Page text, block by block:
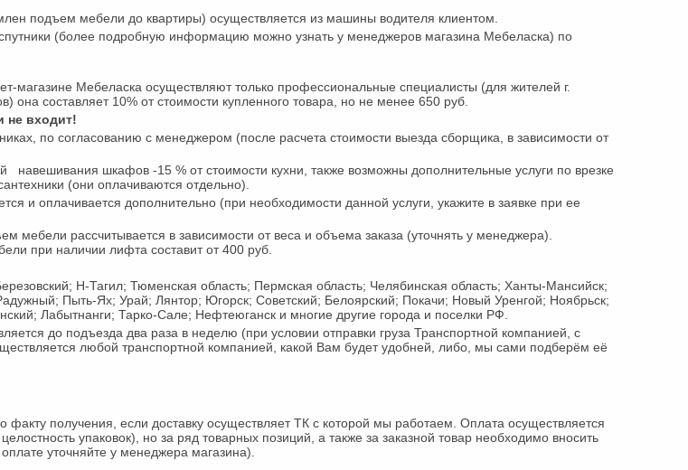
подъем мебели до квартиры) осуществляется из машины водителя клиентом.
(более подробную информацию можно узнать у менеджеров магазина Мебеласка) по
магазине Мебеласка осуществляют только профессиональные специалисты (для жителей г.
она составляет 10% от стоимости купленного товара, но не менее 650 руб.
не входит!
по согласованию с менеджером (после расчета стоимости выезда сборщика, в зависимости от
навешивания шкафов -15 % от стоимости кухни, также возможны дополнительные услуги по врезке
(они оплачиваются отдельно).
и оплачивается дополнительно (при необходимости данной услуги, укажите в заявке при ее
мебели рассчитывается в зависимости от веса и объема заказа (уточнять у менеджера).
при наличии лифта составит от 400 руб.
Н-Тагил; Тюменская область; Пермская область; Челябинская область; Ханты-Мансийск;
Пыть-Ях; Урай; Лянтор; Югорск; Советский; Белоярский; Покачи; Новый Уренгой; Ноябрьск;
Лабытнанги; Тарко-Сале; Нефтеюганск и многие другие города и поселки РФ.
до подъезда два раза в неделю (при условии отправки груза Транспортной компанией, с
любой транспортной компанией, какой Вам будет удобней, либо, мы сами подберём её
факту получения, если доставку осуществляет ТК с которой мы работаем. Оплата осуществляется
упаковок), но за ряд товарных позиций, а также за заказной товар необходимо вносить
уточняйте у менеджера магазина).